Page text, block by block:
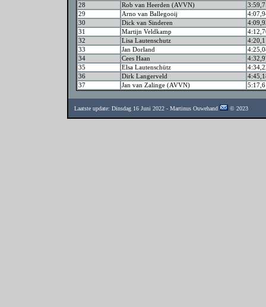
28
Rob van Heerden (AVVN)
29
Arno van Ballegooij
30
Dick van Sinderen
31
Martijn Veldkamp
32
Lisa Lautenschutz
33
Jan Dorland
34
Cees Haan
35
Elsa Lautenschütz
36
Dirk Langerveld
37
Jan van Zalinge (AVVN)
Laatste update: Dinsdag 16 Juni 2022 - Martinus Ouwehand © 2023